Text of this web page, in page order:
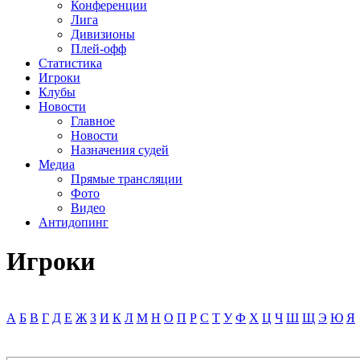
Конференции
Лига
Дивизионы
Плей-офф
Статистика
Игроки
Клубы
Новости
Главное
Новости
Назначения судей
Медиа
Прямые трансляции
Фото
Видео
Антидопинг
Игроки
А Б В Г Д Е Ж З И К Л М Н О П Р С Т У Ф Х Ц Ч Ш Щ Э Ю Я